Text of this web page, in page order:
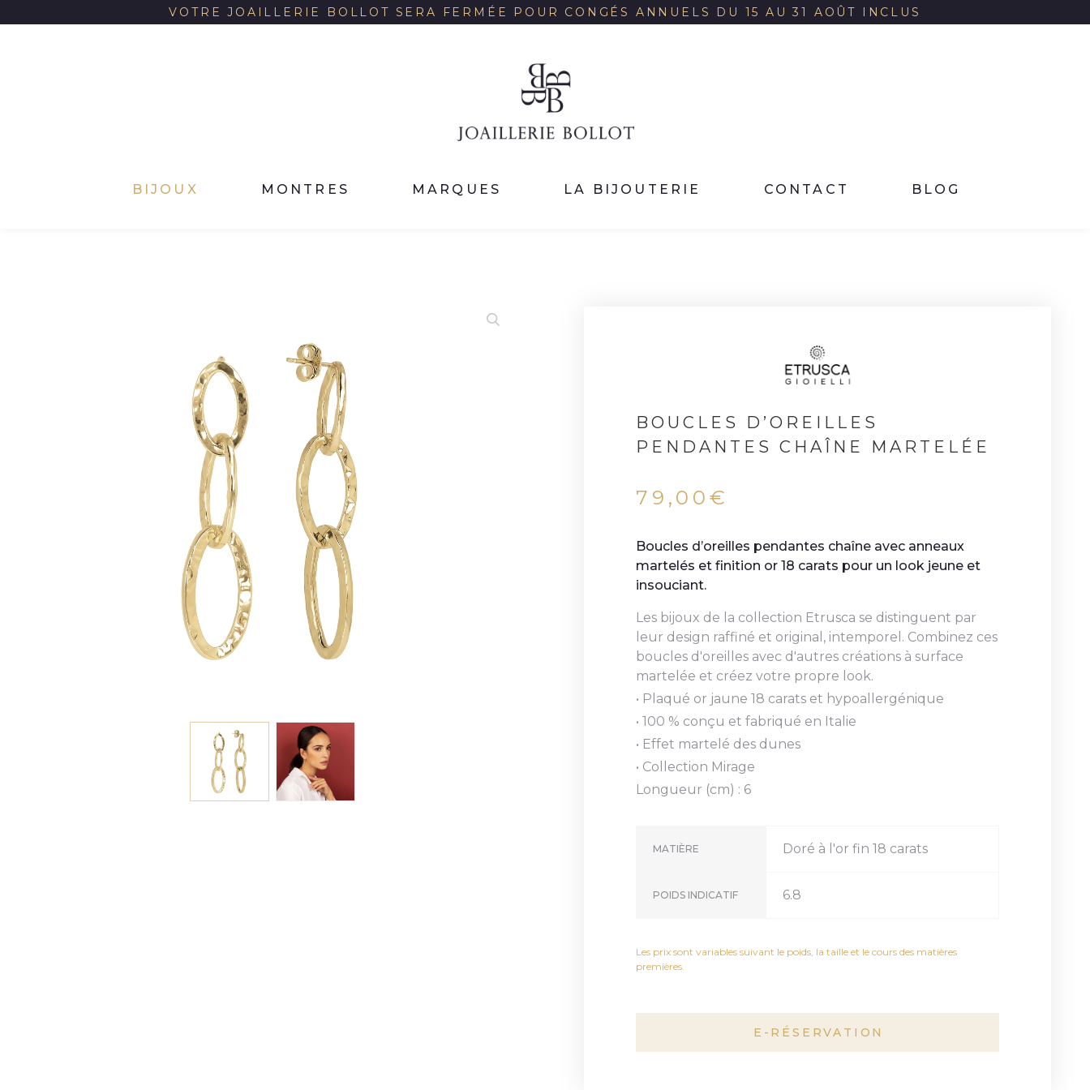
VOTRE JOAILLERIE BOLLOT SERA FERMÉE POUR CONGÉS ANNUELS DU 15 AU 31 AOÛT INCLUS
BIJOUX MONTRES MARQUES LA BIJOUTERIE CONTACT BLOG
BOUCLES D’OREILLES
PENDANTES CHAÎNE MARTELÉE
79,00 €
Boucles d’oreilles pendantes chaîne avec anneaux
martelés et finition or 18 carats pour un look jeune et
insouciant.
Les bijoux de la collection Etrusca se distinguent par
leur design raffiné et original, intemporel. Combinez ces
boucles d'oreilles avec d'autres créations à surface
martelée et créez votre propre look.
• Plaqué or jaune 18 carats et hypoallergénique
• 100 % conçu et fabriqué en Italie
• Effet martelé des dunes
• Collection Mirage
Longueur (cm) : 6
MATIÈRE Doré à l'or fin 18 carats
POIDS INDICATIF 6.8
Les prix sont variables suivant le poids, la taille et le cours des matières
premières.
E-RÉSERVATION